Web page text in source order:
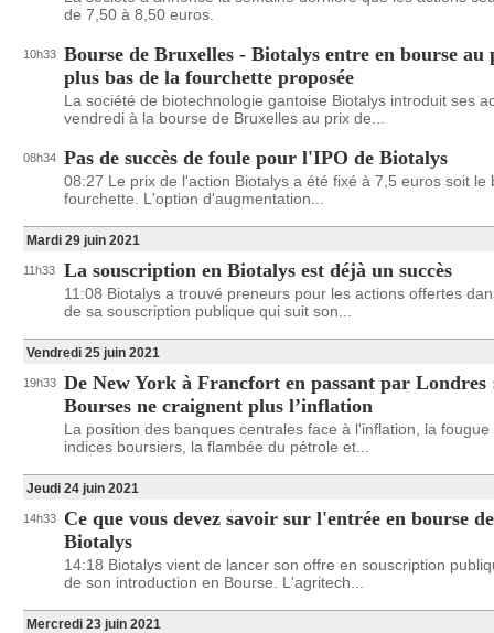
de 7,50 à 8,50 euros.
10h33 Bourse de Bruxelles - Biotalys entre en bourse au
plus bas de la fourchette proposée
La société de biotechnologie gantoise Biotalys introduit ses
vendredi à la bourse de Bruxelles au prix de...
08h34 Pas de succès de foule pour l'IPO de Biotalys
08:27 Le prix de l'action Biotalys a été fixé à 7,5 euros soit le
fourchette. L'option d'augmentation...
Mardi 29 juin 2021
11h33 La souscription en Biotalys est déjà un succès
11:08 Biotalys a trouvé preneurs pour les actions offertes
de sa souscription publique qui suit son...
Vendredi 25 juin 2021
19h33 De New York à Francfort en passant par Londres
Bourses ne craignent plus l’inflation
La position des banques centrales face à l'inflation, la fougue
indices boursiers, la flambée du pétrole et...
Jeudi 24 juin 2021
14h33
Ce que vous devez savoir sur l'entrée en bourse de
Biotalys
14:18 Biotalys vient de lancer son offre en souscription
de son introduction en Bourse. L'agritech...
Mercredi 23 juin 2021